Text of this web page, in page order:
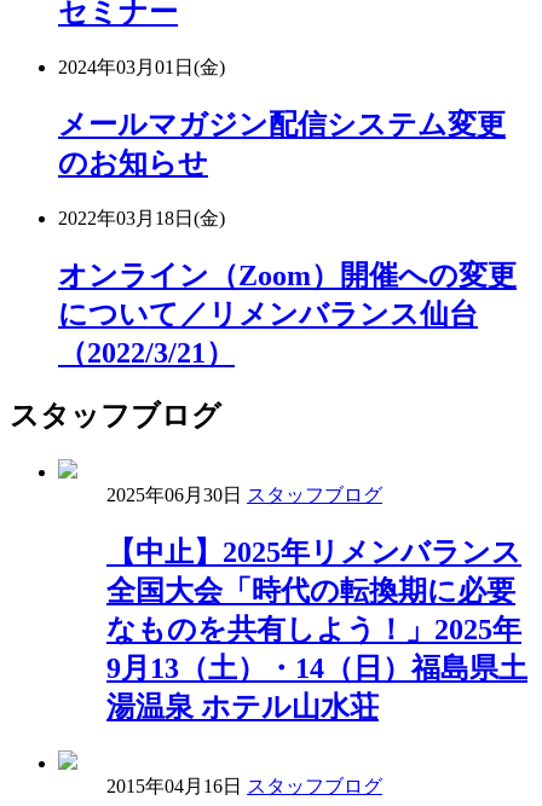
セミナー
2024年03月01日(金)
メールマガジン配信システム変更
のお知らせ
2022年03月18日(金)
オンライン（Zoom）開催への変更
について／リメンバランス仙台
（2022/3/21）
スタッフブログ
2025年06月30日 スタッフブログ
【中止】2025年リメンバランス
全国大会「時代の転換期に必要
なものを共有しよう！」2025年
9月13（土）・14（日）福島県土
湯温泉 ホテル山水荘
2015年04月16日 スタッフブログ